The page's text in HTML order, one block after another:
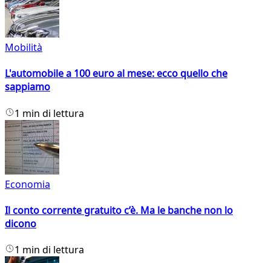
Mobilità
L'automobile a 100 euro al mese: ecco quello che
sappiamo
1 min di lettura
Economia
Il conto corrente gratuito c’è. Ma le banche non lo
dicono
1 min di lettura